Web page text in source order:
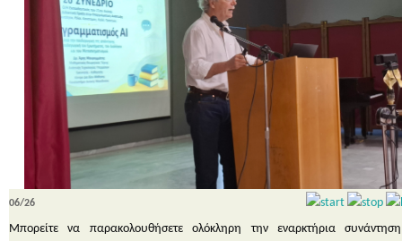
06/26
Μπορείτε να παρακολουθήσετε ολόκληρη την εναρκτήρια